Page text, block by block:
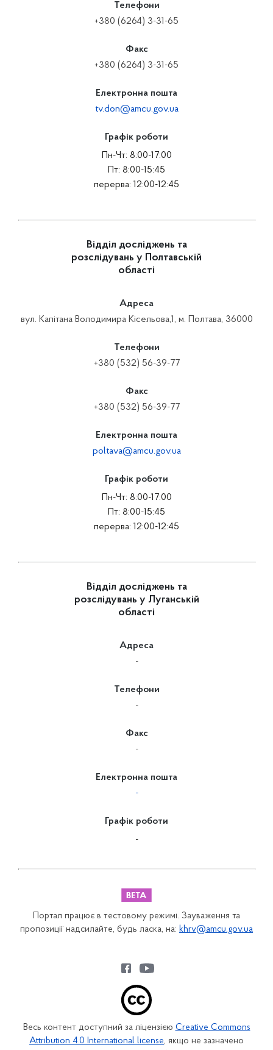
Телефони
+380 (6264) 3-31-65
Факс
+380 (6264) 3-31-65
Електронна пошта
tv.don@amcu.gov.ua
Графік роботи
Пн-Чт: 8:00-17:00
Пт: 8:00-15:45
перерва: 12:00-12:45
Відділ досліджень та
розслідувань у Полтавській
області
Адреса
вул. Капітана Володимира Кісельова,1, м. Полтава, 36000
Телефони
+380 (532) 56-39-77
Факс
+380 (532) 56-39-77
Електронна пошта
poltava@amcu.gov.ua
Графік роботи
Пн-Чт: 8:00-17:00
Пт: 8:00-15:45
перерва: 12:00-12:45
Відділ досліджень та
розслідувань у Луганській
області
Адреса
-
Телефони
-
Факс
-
Електронна пошта
-
Графік роботи
-
Портал працює в тестовому режимі. Зауваження та
пропозиції надсилайте, будь ласка, на: khrv@amcu.gov.ua
Весь контент доступний за ліцензією Creative Commons
Attribution 4.0 International license, якщо не зазначено